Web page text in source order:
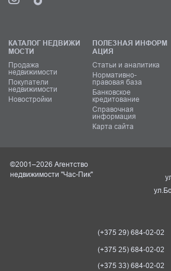
КАТАЛОГ НЕДВИЖИ
МОСТИ
Продажа
недвижимости
Покупатели
недвижимости
Новостройки
ПОЛЕЗНАЯ ИНФОРМ
АЦИЯ
Статьи и аналитика
Нормативно-
правовая база
Банковское
кредитование
Справочная
информация
Карта сайта
©2001–2026 Агентство
недвижимости "Час-Пик"
(+375 29) 684-02-02
(+375 25) 684-02-02
(+375 33) 684-02-02